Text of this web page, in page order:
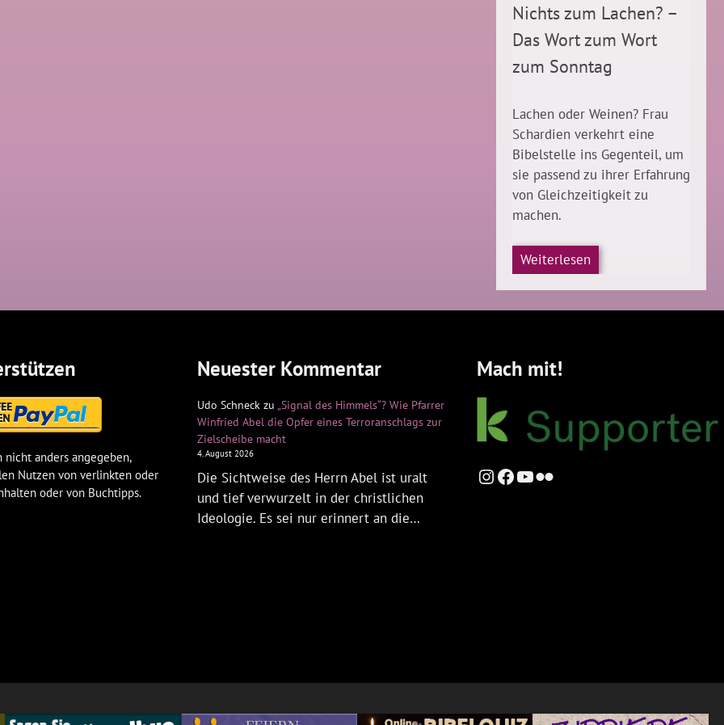
Nichts zum Lachen? –
Das Wort zum Wort
zum Sonntag
Lachen oder Weinen? Frau
Schardien verkehrt eine
Bibelstelle ins Gegenteil, um
sie passend zu ihrer Erfahrung
von Gleichzeitigkeit zu
machen.
Weiterlesen
nicht anders angegeben,
Nutzen von verlinkten oder
oder von Buchtipps.
Neuester Kommentar
Udo Schneck zu „Signal des Himmels“? Wie Pfarrer
Winfried Abel die Opfer eines Terroranschlags zur
Zielscheibe macht
4. August 2026
Die Sichtweise des Herrn Abel ist uralt
und tief verwurzelt in der christlichen
Ideologie. Es sei nur erinnert an die…
Mach mit!
Instagram
Facebook
YouTube
Flickr